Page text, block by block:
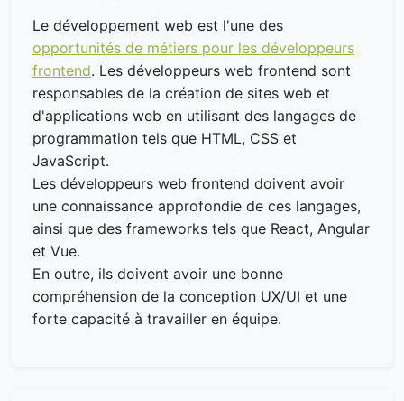
Le développement web est l'une des
opportunités de métiers pour les développeurs
frontend. Les développeurs web frontend sont
responsables de la création de sites web et
d'applications web en utilisant des langages de
programmation tels que HTML, CSS et
JavaScript.
Les développeurs web frontend doivent avoir
une connaissance approfondie de ces langages,
ainsi que des frameworks tels que React, Angular
et Vue.
En outre, ils doivent avoir une bonne
compréhension de la conception UX/UI et une
forte capacité à travailler en équipe.